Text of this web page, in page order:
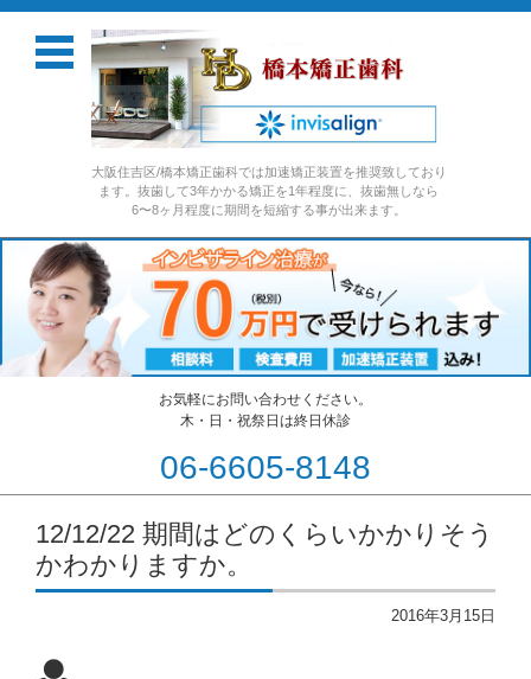
大阪住吉区/橋本矯正歯科では加速矯正装置を推奨致しており
ます。抜歯して3年かかる矯正を1年程度に、抜歯無しなら
6〜8ヶ月程度に期間を短縮する事が出来ます。
お気軽にお問い合わせください。
木・日・祝祭日は終日休診
06-6605-8148
コンテンツに移動
12/12/22 期間はどのくらいかかりそう
かわかりますか。
2016年3月15日